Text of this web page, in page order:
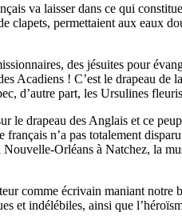
va laisser dans ce qui
clapets, permettaient aux eaux
des jésuites pour
Acadiens ! C’est le drapeau
d’autre part, les Ursulines
le drapeau des Anglais et ce
n’a pas totalement
Orléans à Natchez, la
comme écrivain maniant notre
et indélébiles, ainsi que